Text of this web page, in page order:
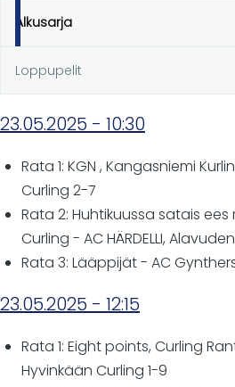
välilehdet
Alkusarja
Loppupelit
23.05.2025 - 10:30
Rata 1: KGN , Kangasniemi
Curling 2-7
Rata 2: Huhtikuussa satais
Curling - AC HÄRDELLI,
Rata 3: Lääppijät - AC
23.05.2025 - 12:15
Rata 1: Eight points, Curling
Hyvinkään Curling 1-9